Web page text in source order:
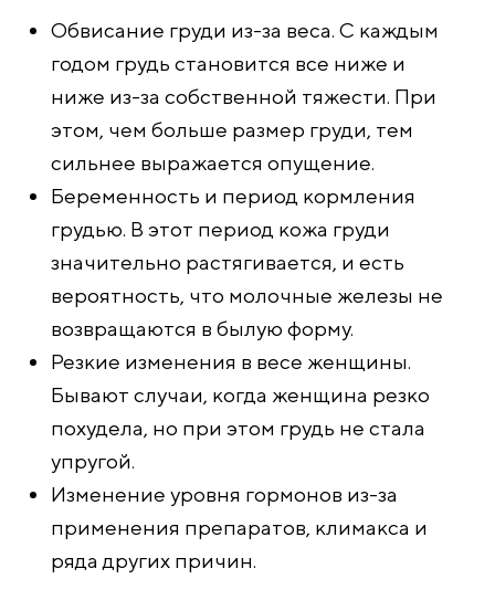
Обвисание груди из-за веса. С каждым
годом грудь становится все ниже и
ниже из-за собственной тяжести. При
этом, чем больше размер груди, тем
сильнее выражается опущение.
Беременность и период кормления
грудью. В этот период кожа груди
значительно растягивается, и есть
вероятность, что молочные железы не
возвращаются в былую форму.
Резкие изменения в весе женщины.
Бывают случаи, когда женщина резко
похудела, но при этом грудь не стала
упругой.
Изменение уровня гормонов из-за
применения препаратов, климакса и
ряда других причин.